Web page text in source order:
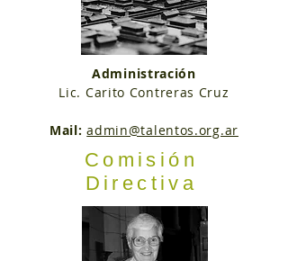
Administración
Lic. Carito Contreras Cruz
Mail: admin@talentos.org.ar
Comisión
Directiva